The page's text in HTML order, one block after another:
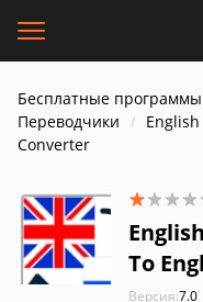
Бесплатные программы
Переводчики
Converter
To
Версия:7.0